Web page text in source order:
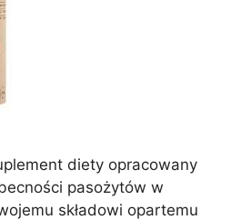
diety opracowany
pasożytów w
składowi opartemu